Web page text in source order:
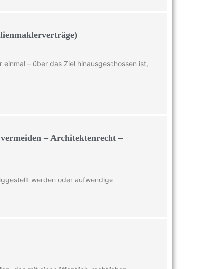
– über das Ziel hinausgeschossen ist,
– Architektenrecht –
werden oder aufwendige